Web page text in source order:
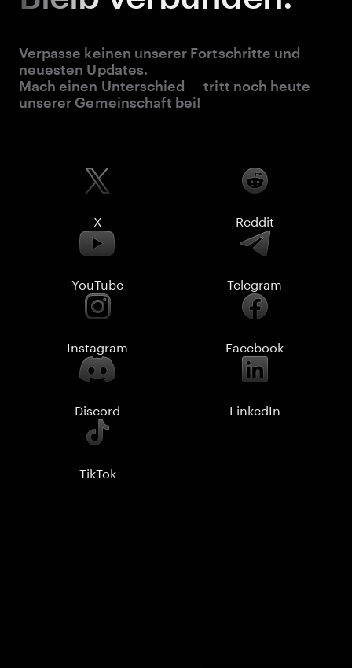
Verpasse keinen unserer Fortschritte und
neuesten Updates.
Mach einen Unterschied — tritt noch heute
unserer Gemeinschaft bei!
X Reddit
YouTube Telegram
Instagram Facebook
Discord LinkedIn
TikTok